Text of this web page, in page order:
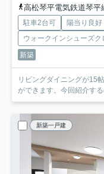
高松琴平電気鉄道琴
駐車2台可 陽当り良好
ウォークインシューズク
新築
リビングダイニングが15
ができます。今回紹介す
新築一戸建